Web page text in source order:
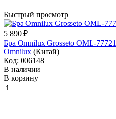
Быстрый просмотр
5 890 ₽
Бра Omnilux Grosseto OML-
Omnilux (Китай)
Код: 006148
В наличии
В корзину